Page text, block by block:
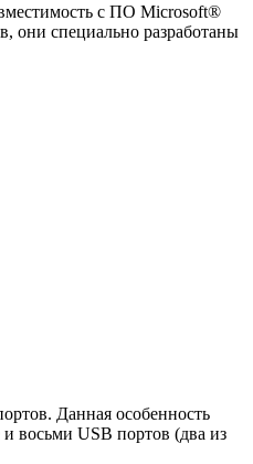
с ПО Microsoft®
они специально разработаны
Данная особенность
восьми USB портов (два из